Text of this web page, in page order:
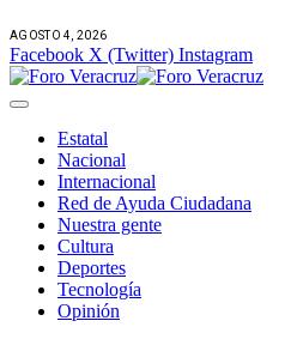
AGOSTO 4, 2026
Facebook X (Twitter) Instagram
Estatal
Nacional
Internacional
Red de Ayuda Ciudadana
Nuestra gente
Cultura
Deportes
Tecnología
Opinión